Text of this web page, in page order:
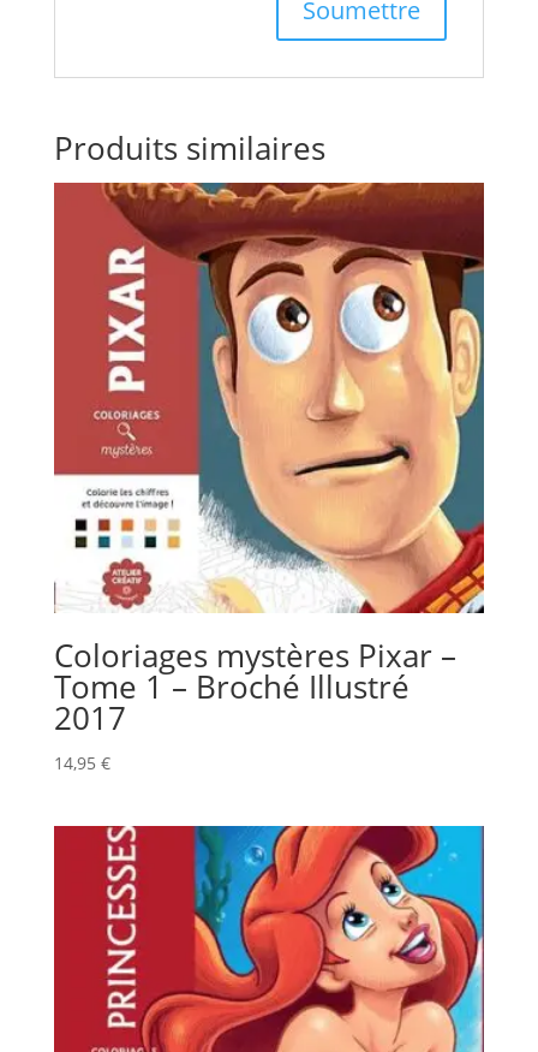
Produits similaires
Coloriages mystères Pixar –
Tome 1 – Broché Illustré
2017
14,95 €